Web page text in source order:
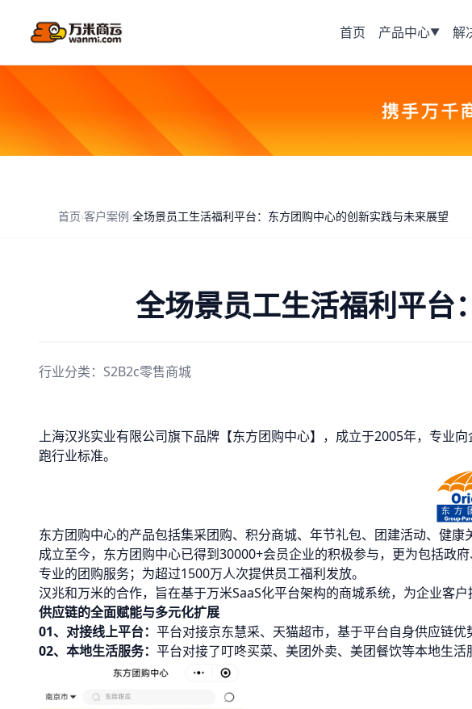
首页 产品中心▼ 解
首页›客户案例›全场景员工生活福利平台：东方团购中心的创新实践与未来展望
全场景员工生活福利平台
行业分类： S2B2c零售商城
上海汉兆实业有限公司旗下品牌【东方团购中心】，成立于2005年，专业
跑行业标准。
东方团购中心的产品包括集采团购、积分商城、年节礼包、团建活动、健康
成立至今，东方团购中心已得到30000+会员企业的积极参与，更为包括政
专业的团购服务；为超过1500万人次提供员工福利发放。
汉兆和万米的合作，旨在基于万米SaaS化平台架构的商城系统，为企业客户
供应链的全面赋能与多元化扩展
01、 对接线上平台： 平台对接京东慧采、天猫超市，基于平台自身供应链
02、 本地生活服务： 平台对接了叮咚买菜、美团外卖、美团餐饮等本地生活